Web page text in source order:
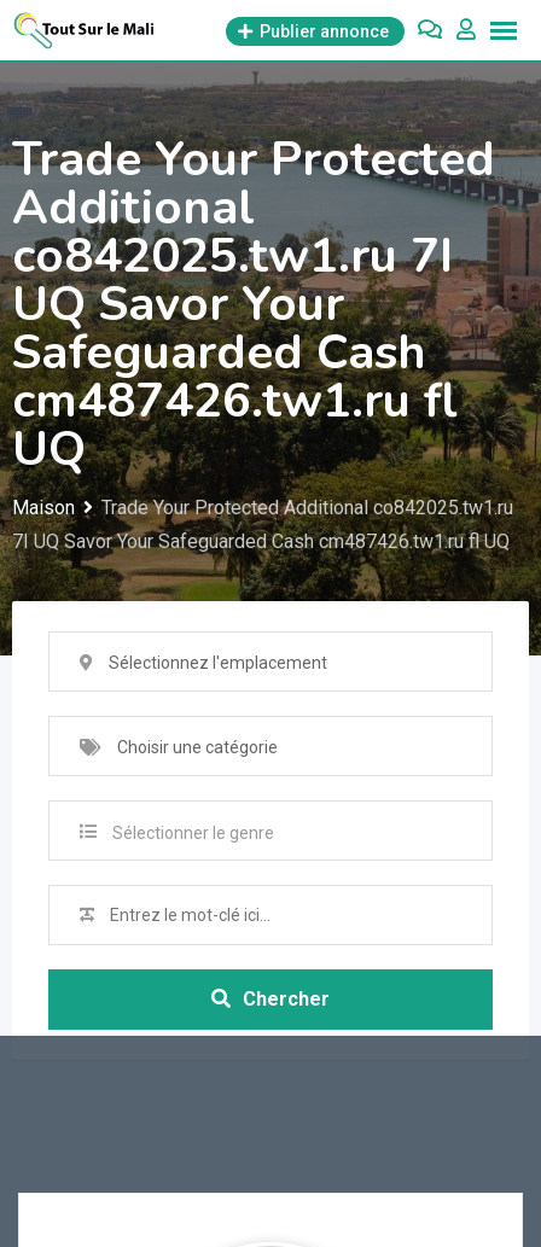
Aller
Publier annonce
Trade Your Protected
Additional
co842025.tw1.ru 7I
UQ Savor Your
Safeguarded Cash
cm487426.tw1.ru fl
UQ
Maison
Trade Your Protected Additional co842025.tw1.ru
7I UQ Savor Your Safeguarded Cash cm487426.tw1.ru fl UQ
Sélectionnez l'emplacement
Choisir une catégorie
Sélectionner le genre
Chercher